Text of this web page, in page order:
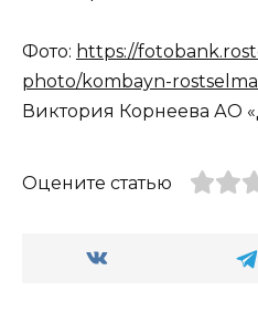
Фото: https://
photo/kombayn-
Виктория Корнеева АО
Оцените статью